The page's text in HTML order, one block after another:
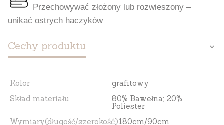
Przechowywać złożony lub rozwieszony –
unikać ostrych haczyków
Cechy produktu
Kolor
grafitowy
Skład materiału
80% Bawełna; 20%
Poliester
Wymiary(długość/szerokość)180cm/90cm